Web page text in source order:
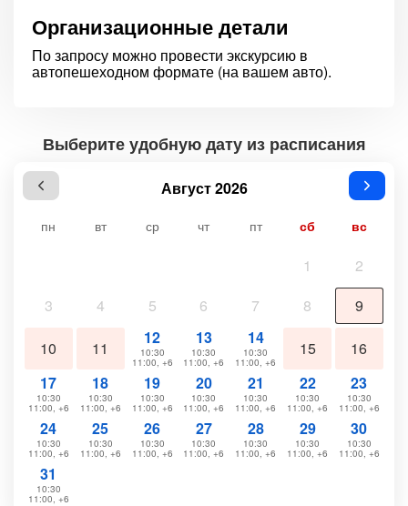
Организационные детали
По запросу можно провести экскурсию в
автопешеходном формате (на вашем авто).
Выберите удобную дату из расписания
Август 2026
пн вт ср чт пт сб вс
1
2
3
4 5 6 7 8 9
10 11
12
10:30
11:00, +6
13
10:30
11:00, +6
14
10:30
11:00, +6
15
16
17
10:30
11:00, +6
18
10:30
11:00, +6
19
10:30
11:00, +6
20
10:30
11:00, +6
21
10:30
11:00, +6
22
10:30
11:00, +6
23
10:30
11:00, +6
24
10:30
11:00, +6
25
10:30
11:00, +6
26
10:30
11:00, +6
27
10:30
11:00, +6
28
10:30
11:00, +6
29
10:30
11:00, +6
30
10:30
11:00, +6
31
10:30
11:00, +6